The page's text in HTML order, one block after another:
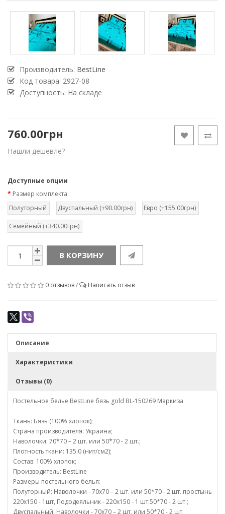
Производитель: BestLine
Код товара: 2927-08
Доступность: На складе
760.00грн
Нашли дешевле?
Доступные опции
Размер комплекта
Полуторный
Двуспальный (+90.00грн) Евро (+155.00грн)
Семейный (+340.00грн)
В КОРЗИНУ
0 отзывов/ Написать отзыв
Описание
Характеристики
Отзывы (0)
Постельное белье BestLine бязь gold BL-150269 Маркиза
Ткань: Бязь (100% хлопок);
Страна производителя: Украина;
Наволочки: 70*70 – 2 шт. или 50*70 - 2 шт.;
Плотность ткани: 135.0 (нит/см2);
Состав: 100% хлопок;
Производитель: BestLine
Размеры постельного белья:
Полуторный: Наволочки - 70х70 – 2 шт. или 50*70 - 2 шт. простынь
220х150 - 1шт, Пододеяльник - 220х150 - 1 шт.50*70 - 2 шт.;
Двуспальный: Наволочки - 70х70 – 2 шт, или 50*70 - 2 шт.